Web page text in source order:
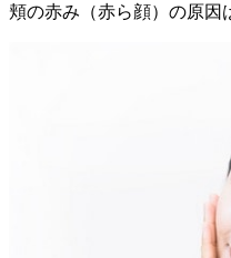
頬の赤み（赤ら顔）の原因